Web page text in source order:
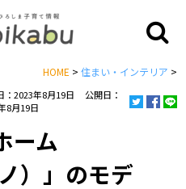
HOME > 住まい・インテリア >
：2023年8月19日
公開日：
8月19日
ーム
）」のモデ